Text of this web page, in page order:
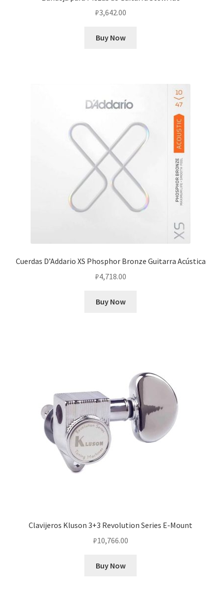
₽3,642.00
Buy Now
Cuerdas D’Addario XS Phosphor Bronze Guitarra Acústica
₽4,718.00
Buy Now
Clavijeros Kluson 3+3 Revolution Series E-Mount
₽10,766.00
Buy Now